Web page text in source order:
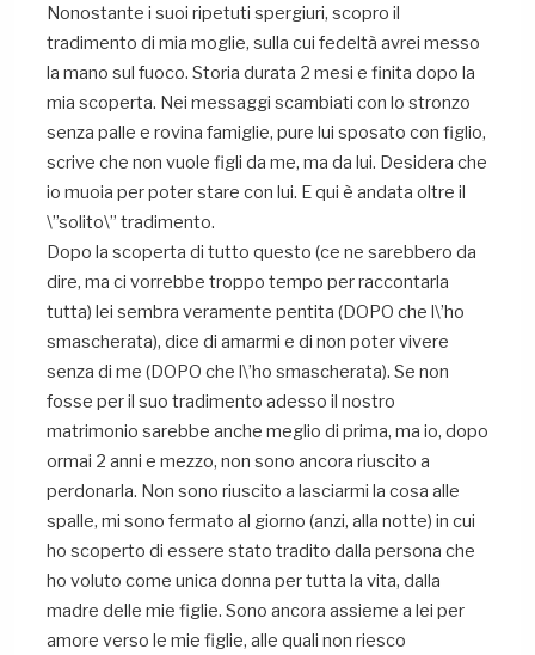
Nonostante i suoi ripetuti spergiuri, scopro il
tradimento di mia moglie, sulla cui fedeltà avrei messo
la mano sul fuoco. Storia durata 2 mesi e finita dopo la
mia scoperta. Nei messaggi scambiati con lo stronzo
senza palle e rovina famiglie, pure lui sposato con figlio,
scrive che non vuole figli da me, ma da lui. Desidera che
io muoia per poter stare con lui. E qui è andata oltre il
\”solito\” tradimento.
Dopo la scoperta di tutto questo (ce ne sarebbero da
dire, ma ci vorrebbe troppo tempo per raccontarla
tutta) lei sembra veramente pentita (DOPO che l\’ho
smascherata), dice di amarmi e di non poter vivere
senza di me (DOPO che l\’ho smascherata). Se non
fosse per il suo tradimento adesso il nostro
matrimonio sarebbe anche meglio di prima, ma io, dopo
ormai 2 anni e mezzo, non sono ancora riuscito a
perdonarla. Non sono riuscito a lasciarmi la cosa alle
spalle, mi sono fermato al giorno (anzi, alla notte) in cui
ho scoperto di essere stato tradito dalla persona che
ho voluto come unica donna per tutta la vita, dalla
madre delle mie figlie. Sono ancora assieme a lei per
amore verso le mie figlie, alle quali non riesco